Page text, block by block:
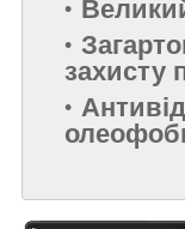
захисту